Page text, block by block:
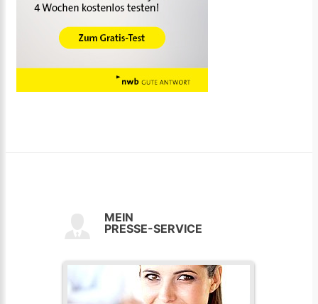
MEIN
PRESSE-SERVICE